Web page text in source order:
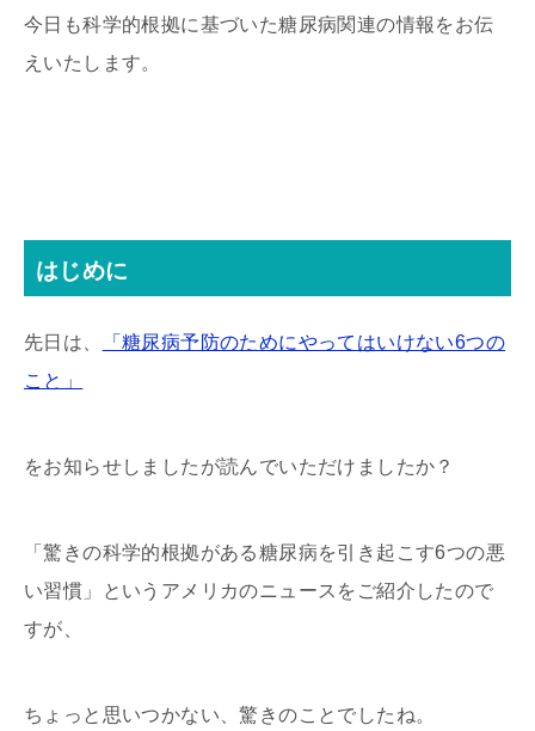
今日も科学的根拠に基づいた糖尿病関連の情報をお伝
えいたします。
はじめに
先日は、
「糖尿病予防のためにやってはいけない6つの
こと」
をお知らせしましたが読んでいただけましたか？
「驚きの科学的根拠がある糖尿病を引き起こす6つの悪
い習慣」というアメリカのニュースをご紹介したので
すが、
ちょっと思いつかない、驚きのことでしたね。